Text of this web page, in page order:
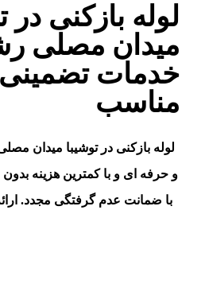
لوله بازکنی در
میدان مصلی
خدمات
مناسب
لوله بازکنی در توشیبا میدان
و حرفه ای و با کمترین هزینه
با ضمانت عدم گرفتگی مجدد.